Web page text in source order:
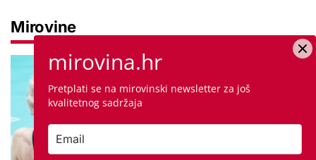
Mirovine
mirovina.hr
Pretplati se na mirovinski newsletter za još
kvalitetnog sadržaja